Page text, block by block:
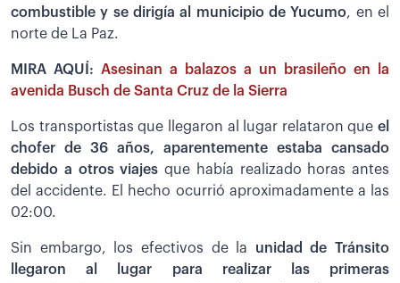
combustible y se dirigía al municipio de Yucumo, en el
norte de La Paz.
MIRA AQUÍ: Asesinan a balazos a un brasileño en la
avenida Busch de Santa Cruz de la Sierra
Los transportistas que llegaron al lugar relataron que el
chofer de 36 años, aparentemente estaba cansado
debido a otros viajes que había realizado horas antes
del accidente. El hecho ocurrió aproximadamente a las
02:00.
Sin embargo, los efectivos de la unidad de Tránsito
llegaron al lugar para realizar las primeras